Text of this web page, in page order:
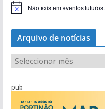
Não existem eventos futuros.
Arquivo de notícias
r
pub